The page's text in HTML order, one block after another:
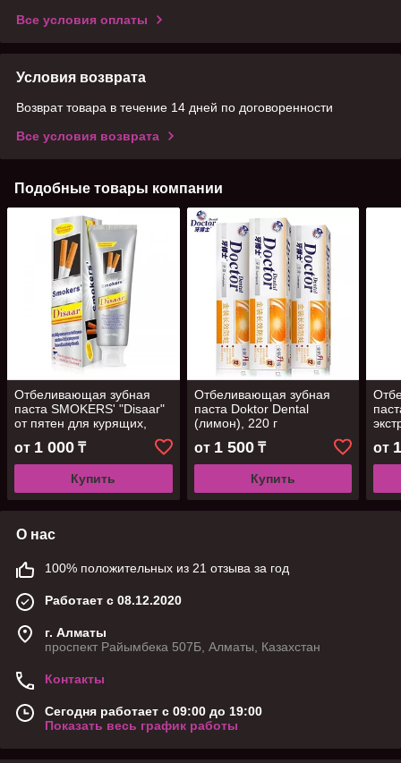
Все условия оплаты
Условия возврата
Возврат товара в течение 14 дней по договоренности
Все условия возврата
Подобные товары компании
Отбеливающая зубная
паста SMOKERS' "Disaar"
от пятен для курящих,
от 1 000 ₸
Купить
Отбеливающая зубная
паста Doktor Dental
(лимон), 220 г
от 1 500₸
Купить
от
О нас
100% положительных из 21 отзыва за год
Работает с 08.12.2020
г. Алматы
проспект Райымбека 507Б, Алматы, Казахстан
Контакты
Сегодня работает с 09:00 до 19:00
Показать весь график работы